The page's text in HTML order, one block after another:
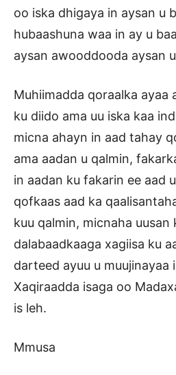
oo iska dhigaya in aysan u
hubaashuna waa in ay u
aysan awooddooda aysan
Muhiimadda qoraalka ayaa
ku diido ama uu iska kaa
micna ahayn in aad tahay
ama aadan u qalmin,
in aadan ku fakarin ee aad
qofkaas aad ka
kuu qalmin, micnaha uusan
dalabaadkaaga xagiisa ku
darteed ayuu u muujinayaa
Xaqiraadda isaga oo
is leh.
Mmusa